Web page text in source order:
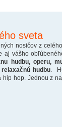
sveta
nosičov z
aj vášho
hudbu, operu,
relaxačnú hudbu.
hip hop. Jednou z